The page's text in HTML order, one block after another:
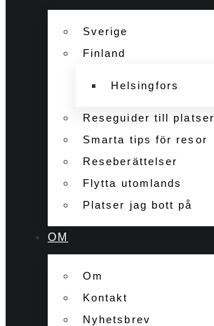
Sverige
Finland
Helsingfors
Reseguider till platser
Smarta tips för resor
Reseberättelser
Flytta utomlands
Platser jag bott på
OM
Om
Kontakt
Nyhetsbrev